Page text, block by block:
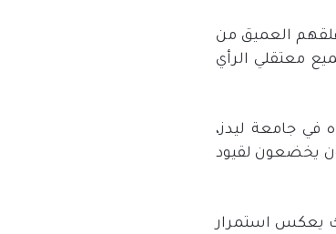
العميق من
معتقلي الرأي
في جامعة ليدز،
يخضعون لقيود
يعكس استمرار